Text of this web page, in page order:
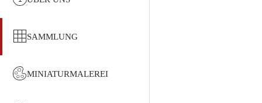
SAMMLUNG
MINIATURMALEREI